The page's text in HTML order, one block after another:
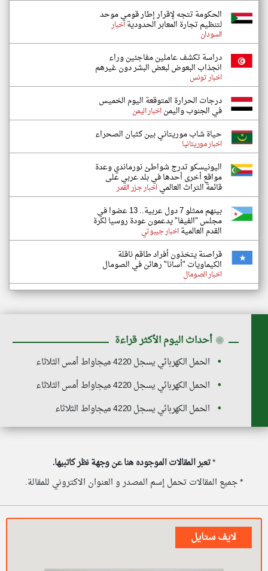
الحكومة تتجه لإقرار إطار قومي موحد
لتنظيم تجارة المعابر الحدوديةاخبار
السودان
دراسة تكشف عاملين مفاجئين وراء
انجذاب البعوض لبعض البشر دون غيرهم
اخبار تونس
درجات الحرارة المتوقعة اليوم الخميس
في الجنوب واليمناخبار اليمن
حياة شاب موريتاني بين كثبان الصحراء
اخبار موريتانيا
اليونيسكو تدرج شواطئ نورماندي وعدة
مواقع أخرى أحدها في بلد عربي على
قائمة التراث العالمياخبار جزر القمر
بينهم ممثلو 7 دول عربية.. 13 عضوا في
مجلس "الفيفا" يدعمون عودة روسيا لكرة
القدم العالميةاخبار جيبوتي
قراصنة يتخذون أفراد طاقم ناقلة
الكيماويات "أسانا" رهائن في الصومال
اخبار الصومال
◉ أحداث اليوم الأكثر قراءة
الحمل الكهربائي يسجل 4220 ميجاواط أمس الثلاثاء
الحمل الكهربائي يسجل 4220 ميجاواط أمس الثلاثاء
الحمل الكهربائي يسجل 4220 ميجاواط الثلاثاء
*تعبر المقالات الموجوده هنا عن وجهة نظر كاتبيها.
* جميع المقالات تحمل إسم المصدر و العنوان الاكتروني للمقالة.
لايف ستايل